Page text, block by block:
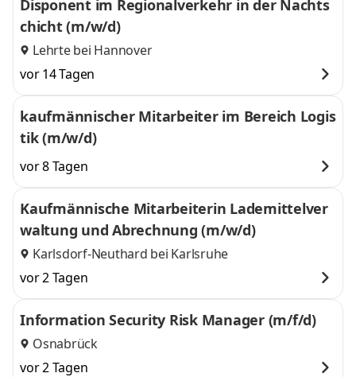
Disponent im Regionalverkehr in der Nachts
chicht (m/w/d)
Lehrte bei Hannover
vor 14 Tagen
kaufmännischer Mitarbeiter im Bereich Logis
tik (m/w/d)
vor 8 Tagen
Kaufmännische Mitarbeiterin Lademittelver
waltung und Abrechnung (m/w/d)
Karlsdorf-Neuthard bei Karlsruhe
vor 2 Tagen
Information Security Risk Manager (m/f/d)
Osnabrück
vor 2 Tagen